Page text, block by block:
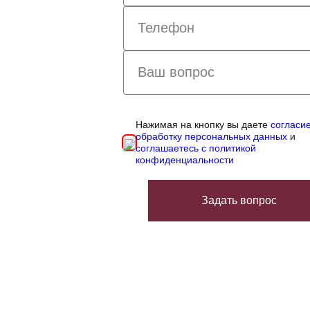
Нажимая на кнопку вы даете
обработку персональных данных и
соглашаетесь с политикой
конфиденциальности
Задать вопрос